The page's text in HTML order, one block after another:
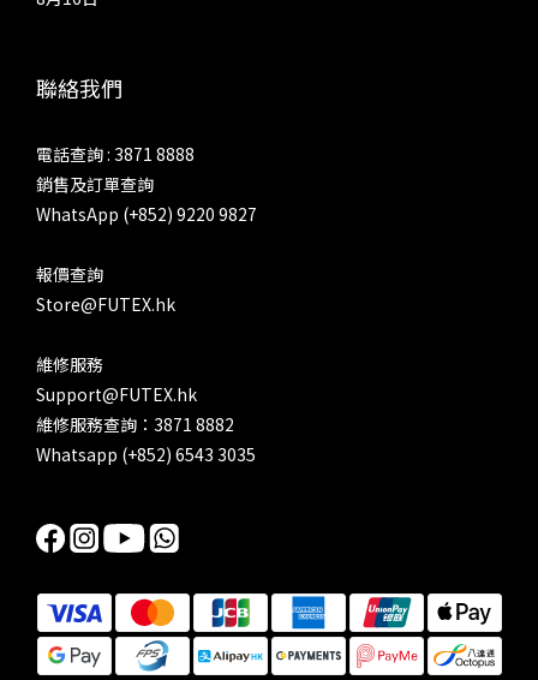
聯絡我們
電話查詢 : 3871 8888
銷售及訂單查詢
WhatsApp (+852) 9220 9827
報價查詢
Store@FUTEX.hk
維修服務
Support@FUTEX.hk
維修服務查詢：3871 8882
Whatsapp (+852) 6543 3035